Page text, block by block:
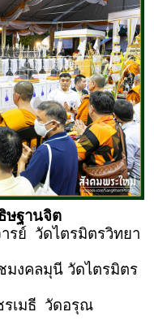
ษฐานจิต
รย์ วัดไตรมิตรวิทยา
มงคลมุนี วัดไตรมิตร
รเมธี วัดอรุณ